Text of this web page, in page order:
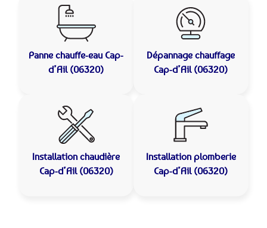
Panne chauffe-eau Cap-
d’Ail (06320)
Dépannage chauffage
Cap-d’Ail (06320)
Installation chaudière
Cap-d’Ail (06320)
Installation plomberie
Cap-d’Ail (06320)